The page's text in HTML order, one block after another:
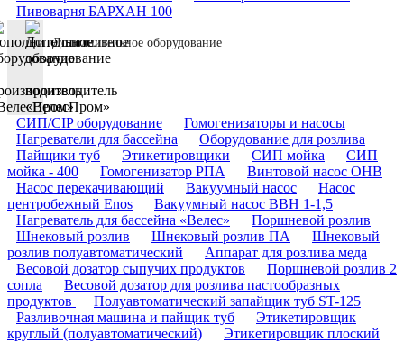
Пивоварня БАРХАН 100
Дополнительное оборудование
СИП/CIP оборудование
Гомогенизаторы и насосы
Нагреватели для бассейна
Оборудование для розлива
Пайщики туб
Этикетировщики СИП мойка
СИП
мойка - 400
Гомогенизатор РПА
Винтовой насос ОНВ
Насос перекачивающий
Вакуумный насос
Насос
центробежный Enos
Вакуумный насос ВВН 1-1,5
Нагреватель для бассейна «Велес»
Поршневой розлив
Шнековый розлив
Шнековый розлив ПА
Шнековый
розлив полуавтоматический
Аппарат для розлива меда
Весовой дозатор сыпучих продуктов
Поршневой розлив 2
сопла
Весовой дозатор для розлива пастообразных
продуктов
Полуавтоматический запайщик туб ST-125
Разливочная машина и пайщик туб
Этикетировщик
круглый (полуавтоматический)
Этикетировщик плоский